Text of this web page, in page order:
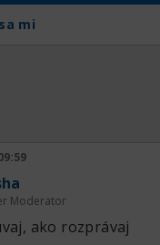
mi
Moderator
ako rozprávaj